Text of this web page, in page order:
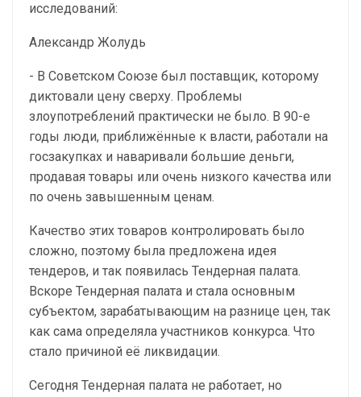
исследований:
Александр Жолудь
- В Советском Союзе был поставщик, которому
диктовали цену сверху. Проблемы
злоупотреблений практически не было. В 90-е
годы люди, приближённые к власти, работали на
госзакупках и наваривали большие деньги,
продавая товары или очень низкого качества или
по очень завышенным ценам.
Качество этих товаров контролировать было
сложно, поэтому была предложена идея
тендеров, и так появилась Тендерная палата.
Вскоре Тендерная палата и стала основным
субъектом, зарабатывающим на разнице цен, так
как сама определяла участников конкурса. Что
стало причиной её ликвидации.
Сегодня Тендерная палата не работает, но